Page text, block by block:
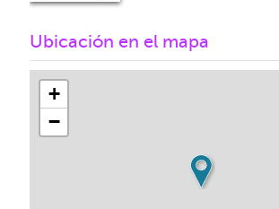
Ubicación en el mapa
+
−